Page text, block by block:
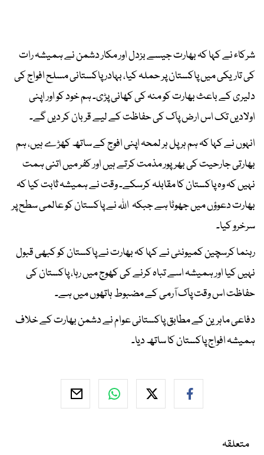
شرکاء نے کہا کہ بھارت جیسے بزدل اور مکار دشمن نے ہمیشہ رات
کی تاریکی میں پاکستان پر حملہ کیا، بہادر پاکستانی مسلح افواج کی
دلیری کے باعث بھارت کو منہ کی کھانی پڑی۔ ہم خود کو اور اپنی
اولادیں تک اس ارض پاک کی حفاظت کے لیے قربان کر دیں گے۔
انہوں نے کہا کہ ہم ہر پل ہر لمحہ اپنی افوج کے ساتھ کھڑے ہیں، ہم
بھارتی جارحیت کی بھرپور مذمت کرتے ہیں اور کفر میں اتنی ہمت
نہیں کہ وہ پاکستان کا مقابلہ کرسکے۔ وقت نے ہمیشہ ثابت کیا کہ
بھارت دعوؤں میں جھوٹا ہے جبکہ اللہ نے پاکستان کو عالمی سطح پر
سرخرو کیا۔
رہنما کرسچین کمیونٹی نے کہا کہ بھارت نے پاکستان کو کبھی قبول
نہیں کیا اور ہمیشہ اسے تباہ کرنے کی کھوج میں رہا، پاکستان کی
حفاظت اس وقت پاک آرمی کے مضبوط ہاتھوں میں ہے۔
دفاعی ماہرین کے مطابق پاکستانی عوام نے دشمن بھارت کے خلاف
ہمیشہ افواج پاکستان کا ساتھ دیا۔
متعلقہ